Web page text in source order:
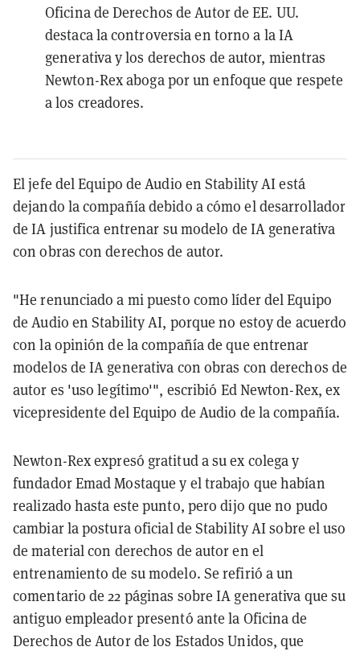
Oficina de Derechos de Autor de EE. UU.
destaca la controversia en torno a la IA
generativa y los derechos de autor, mientras
Newton-Rex aboga por un enfoque que respete
a los creadores.
El jefe del Equipo de Audio en Stability AI está
dejando la compañía debido a cómo el desarrollador
de IA justifica entrenar su modelo de IA generativa
con obras con derechos de autor.
"He renunciado a mi puesto como líder del Equipo
de Audio en Stability AI, porque no estoy de acuerdo
con la opinión de la compañía de que entrenar
modelos de IA generativa con obras con derechos de
autor es 'uso legítimo'", escribió Ed Newton-Rex, ex
vicepresidente del Equipo de Audio de la compañía.
Newton-Rex expresó gratitud a su ex colega y
fundador Emad Mostaque y el trabajo que habían
realizado hasta este punto, pero dijo que no pudo
cambiar la postura oficial de Stability AI sobre el uso
de material con derechos de autor en el
entrenamiento de su modelo. Se refirió a un
comentario de 22 páginas sobre IA generativa que su
antiguo empleador presentó ante la Oficina de
Derechos de Autor de los Estados Unidos, que